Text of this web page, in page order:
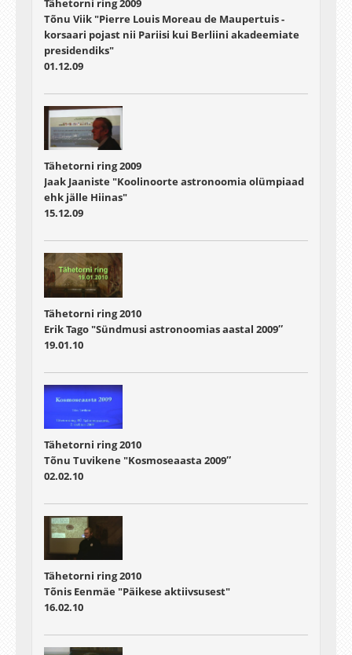
Tähetorni ring 2009
Tõnu Viik "Pierre Louis Moreau de Maupertuis -
korsaari pojast nii Pariisi kui Berliini akadeemiate
presidendiks"
01.12.09
Tähetorni ring 2009
Jaak Jaaniste "Koolinoorte astronoomia olümpiaad
ehk jälle Hiinas"
15.12.09
Tähetorni ring 2010
Erik Tago "Sündmusi astronoomias aastal 2009″
19.01.10
Tähetorni ring 2010
Tõnu Tuvikene "Kosmoseaasta 2009″
02.02.10
Tähetorni ring 2010
Tõnis Eenmäe "Päikese aktiivsusest"
16.02.10